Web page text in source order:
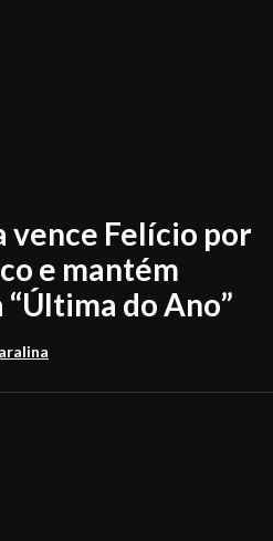
vence Felício por
e mantém
do Ano”